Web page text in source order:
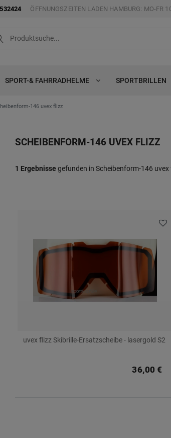
ÖFFNUNGSZEITEN LADEN HAMBURG: MO-FR
SPORT-& FAHRRADHELME SPORTBRILLEN
146 uvex flizz
SCHEIBENFORM-146 UVEX FLIZZ
1 Ergebnisse gefunden in Scheibenform-146 uvex
uvex flizz Skibrille-Ersatzscheibe - lasergold S2
36,00 €